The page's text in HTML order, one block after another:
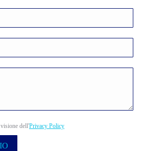
dell'Privacy Policy